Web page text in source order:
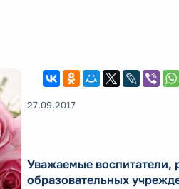
27.09.2017
Уважаемые воспитатели,
образовательных